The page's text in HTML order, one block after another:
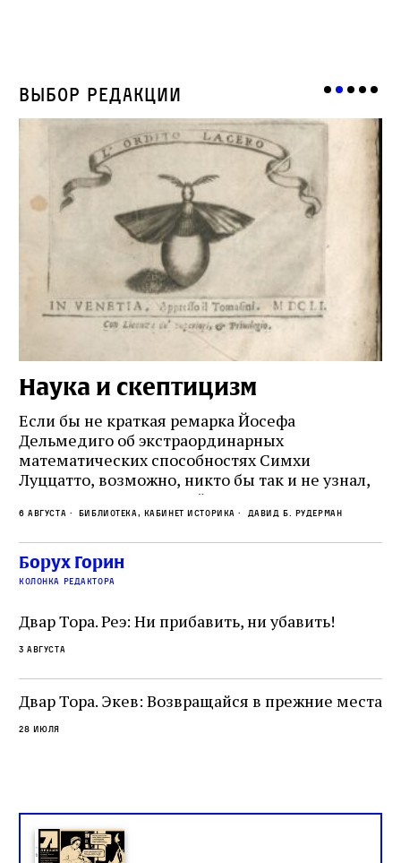
Выбор редакции
Наука и скептицизм
Если бы не краткая ремарка Йосефа
Дельмедиго об экстраординарных
математических способностях Симхи
Луццатто, возможно, никто бы так и не узнал,
что этот эрудированный и несколько
сварливый венецианский талмудист имел
какое‑то отношение к научной деятельности.
На протяжении почти шестидесяти лет,
вплоть до своей кончины, Луццатто был
6 августа Библиотека, кабинет историка Давид Б. Рудерман
Борух Горин
колонка редактора
Двар Тора. Реэ: Ни прибавить, ни убавить!
3 августа
Двар Тора. Экев: Возвращайся в прежние места
28 июля